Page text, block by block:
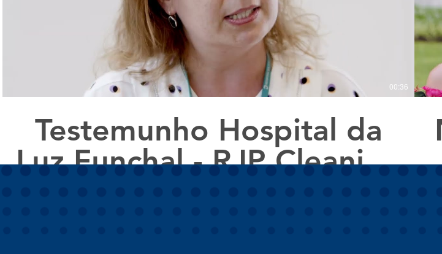
00:36
Testemunho Hospital da
Luz Funchal - RJP Cleaning